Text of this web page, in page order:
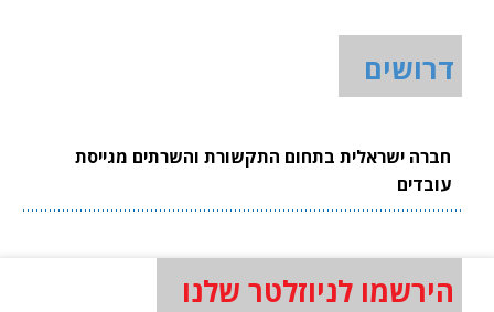
דרושים
חברה ישראלית בתחום התקשורת והשרתים מגייסת
עובדים
הירשמו לניוזלטר שלנו